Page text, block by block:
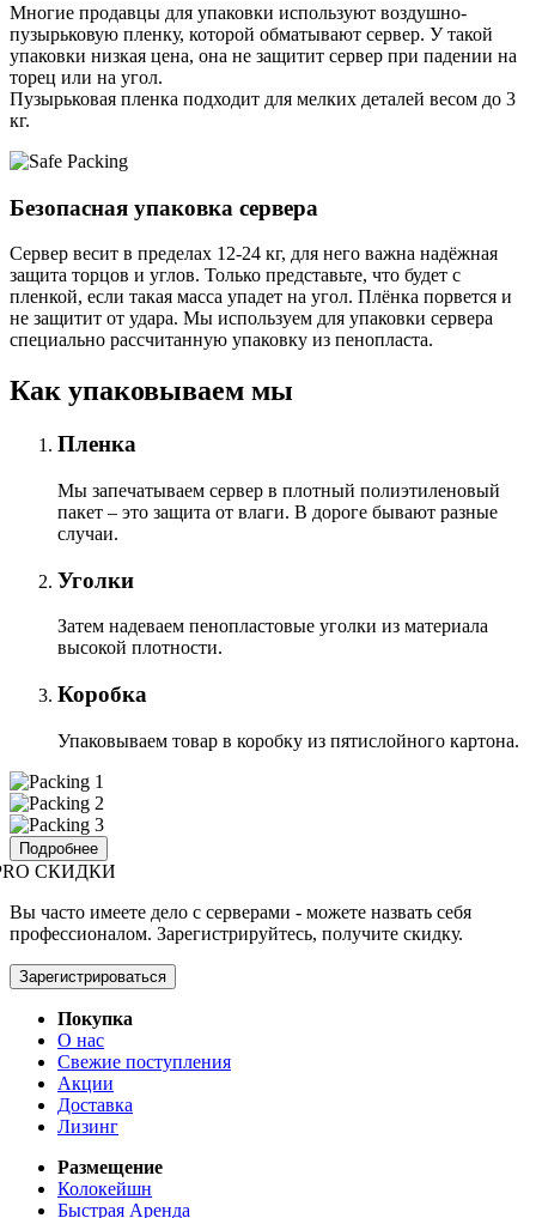
Многие продавцы для упаковки используют воздушно-
пузырьковую пленку, которой обматывают сервер. У такой
упаковки низкая цена, она не защитит сервер при падении на
торец или на угол.
Пузырьковая пленка подходит для мелких деталей весом до 3
кг.
Безопасная упаковка сервера
Сервер весит в пределах 12-24 кг, для него важна надёжная
защита торцов и углов. Только представьте, что будет с
пленкой, если такая масса упадет на угол. Плёнка порвется и
не защитит от удара. Мы используем для упаковки сервера
специально расcчитанную упаковку из пенопласта.
Как упаковываем мы
Пленка
Мы запечатываем сервер в плотный полиэтиленовый
пакет – это защита от влаги. В дороге бывают разные
случаи.
Уголки
Затем надеваем пенопластовые уголки из материала
высокой плотности.
Коробка
Упаковываем товар в коробку из пятислойного картона.
Подробнее
СКИДКИ
Вы часто имеете дело с серверами - можете назвать себя
профессионалом. Зарегистрируйтесь, получите скидку.
Зарегистрироваться
Покупка
О нас
Свежие поступления
Акции
Доставка
Лизинг
Размещение
Колокейшн
Быстрая Аренда